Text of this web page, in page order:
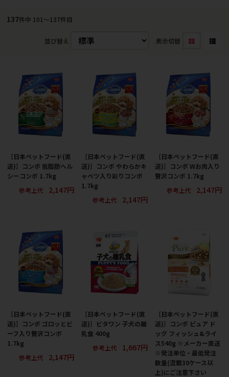
137件中 101〜137件目
並び替え 表示切替
［日本ペットフード(直
送)］コンボ 低脂肪ヘル
シーコンボ 1.7kg
参考上代
2,147円
［日本ペットフード(直
送)］コンボ やわらかキ
ャベツ入り彩りコンボ
1.7kg
参考上代
2,147円
［日本ペットフード(直
送)］コンボ Wお肉入り
贅沢コンボ 1.7kg
参考上代
2,147円
［日本ペットフード(直
送)］コンボ ゴロッとビ
ーフ入り贅沢コンボ
1.7kg
参考上代
2,147円
［日本ペットフード(直
送)］ビタワン 子犬の離
乳食 400g
参考上代
1,667円
［日本ペットフード(直
送)］コンボ ピュア ド
ッグ フィッシュ&ライ
ス540g ※メーカー直送
※発注単位・最低発注
数量(混載30ケース以
上)にご注意下さい